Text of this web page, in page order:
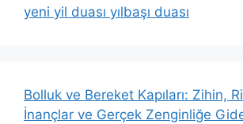
yeni yil duası yılbaşı duası
Bolluk ve Bereket Kapıları: Zihin,
İnançlar ve Gerçek Zenginliğe